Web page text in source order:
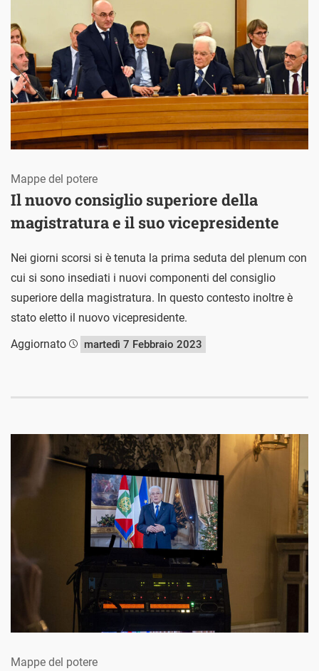
Il nuovo consiglio superiore della
magistratura e il suo vicepresidente
Mappe del potere
Nei giorni scorsi si è tenuta la prima seduta del plenum con
cui si sono insediati i nuovi componenti del consiglio
superiore della magistratura. In questo contesto inoltre è
stato eletto il nuovo vicepresidente.
Aggiornato
martedì 7 Febbraio 2023
Mappe del potere